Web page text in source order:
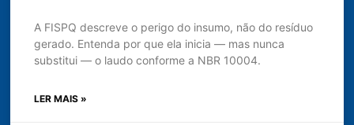
A FISPQ descreve o perigo do insumo, não do resíduo
gerado. Entenda por que ela inicia — mas nunca
substitui — o laudo conforme a NBR 10004.
LER MAIS »